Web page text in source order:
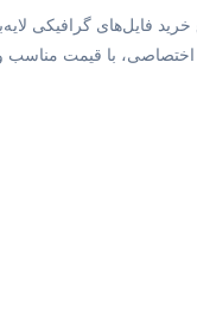
فایل‌های گرافیکی
با قیمت مناسب و